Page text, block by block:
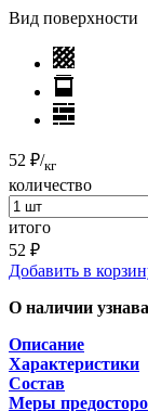
Вид поверхности
52 ₽/кг
количество
итого
52 ₽
Добавить в
О наличии
Описание
Характеристики
Состав
Меры